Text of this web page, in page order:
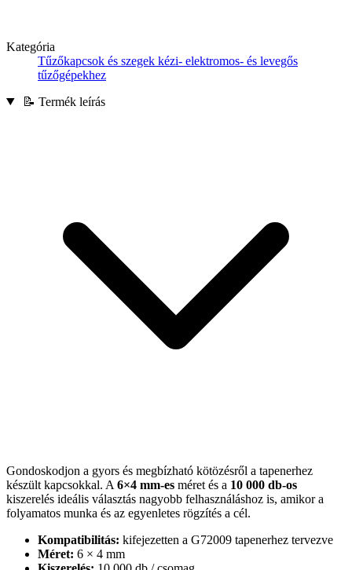
Kategória
Tűzőkapcsok és szegek kézi- elektromos- és levegős
tűzőgépekhez
📝 Termék leírás
Gondoskodjon a gyors és megbízható kötözésről a tapenerhez
készült kapcsokkal. A 6×4 mm-es méret és a 10 000 db-os
kiszerelés ideális választás nagyobb felhasználáshoz is, amikor a
folyamatos munka és az egyenletes rögzítés a cél.
Kompatibilitás: kifejezetten a G72009 tapenerhez tervezve
Méret: 6 × 4 mm